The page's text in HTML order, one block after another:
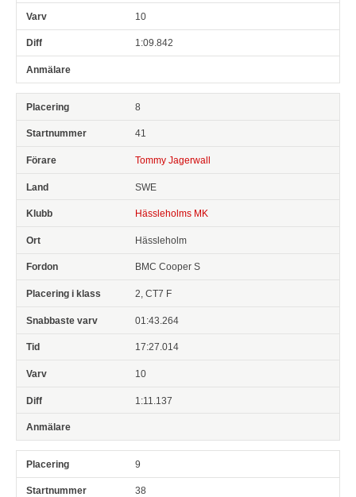
10
1:09.842
8
41
Tommy Jagerwall
SWE
Hässleholms MK
Hässleholm
BMC Cooper S
2, CT7 F
01:43.264
17:27.014
10
1:11.137
9
38